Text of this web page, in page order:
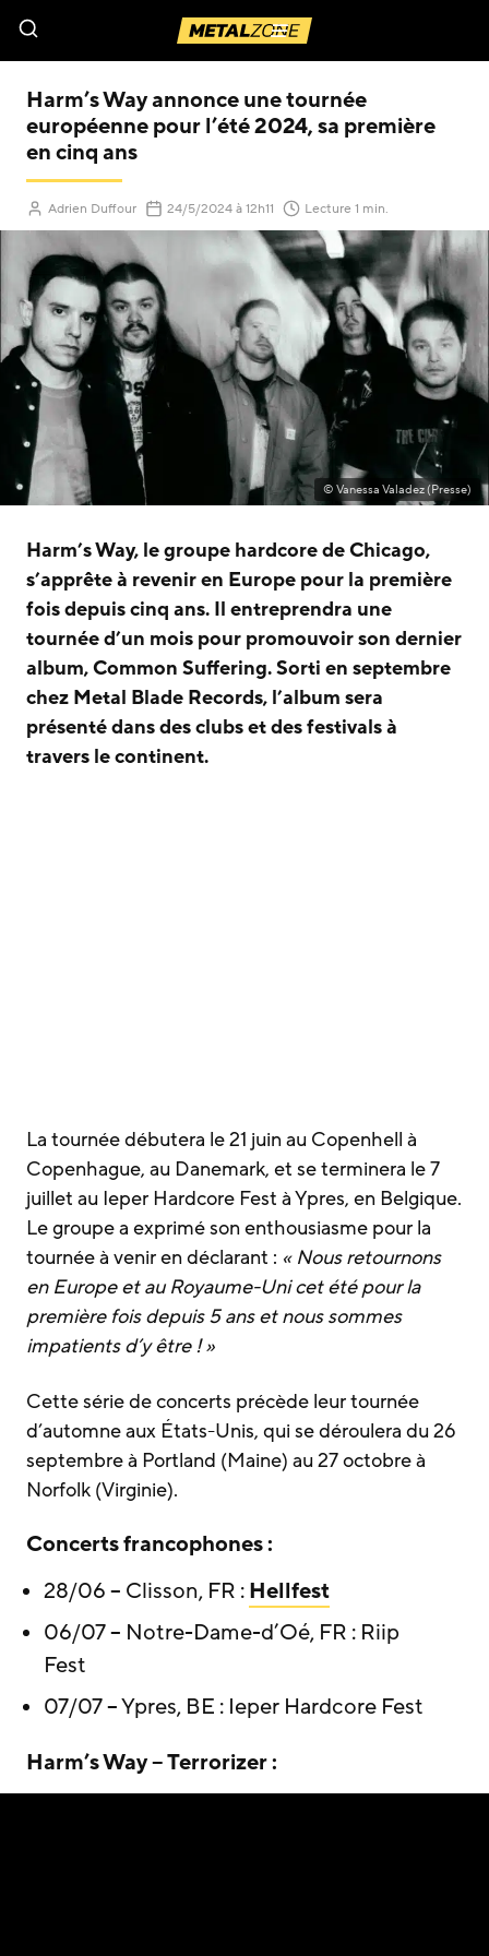
Menu
Harm’s Way annonce une tournée
européenne pour l’été 2024, sa première
en cinq ans
Adrien Duffour 24/5/2024(Mis à jour le)
à 12h11 Lecture 1 min.
© Vanessa Valadez (Presse)
Harm’s Way, le groupe hardcore de Chicago,
s’apprête à revenir en Europe pour la première
fois depuis cinq ans. Il entreprendra une
tournée d’un mois pour promouvoir son dernier
album, Common Suffering. Sorti en septembre
chez Metal Blade Records, l’album sera
présenté dans des clubs et des festivals à
travers le continent.
La tournée débutera le 21 juin au Copenhell à
Copenhague, au Danemark, et se terminera le 7
juillet au Ieper Hardcore Fest à Ypres, en Belgique.
Le groupe a exprimé son enthousiasme pour la
tournée à venir en déclarant : « Nous retournons
en Europe et au Royaume-Uni cet été pour la
première fois depuis 5 ans et nous sommes
impatients d’y être ! »
Cette série de concerts précède leur tournée
d’automne aux États-Unis, qui se déroulera du 26
septembre à Portland (Maine) au 27 octobre à
Norfolk (Virginie).
Concerts francophones :
28/06 – Clisson, FR :Hellfest
06/07 – Notre-Dame-d’Oé, FR : Riip
Fest
07/07 – Ypres, BE : Ieper Hardcore Fest
Harm’s Way – Terrorizer :